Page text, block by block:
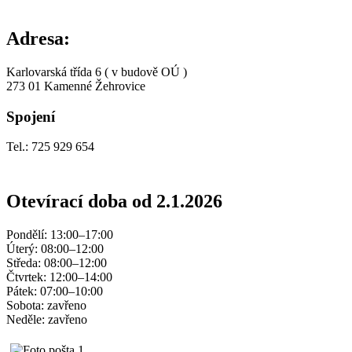
Adresa:
Karlovarská třída 6 ( v budově OÚ )
273 01 Kamenné Žehrovice
Spojení
Tel.: 725 929 654
Otevírací doba od 2.1.2026
Pondělí: 13:00–17:00
Úterý: 08:00–12:00
Středa: 08:00–12:00
Čtvrtek: 12:00–14:00
Pátek: 07:00–10:00
Sobota: zavřeno
Neděle: zavřeno